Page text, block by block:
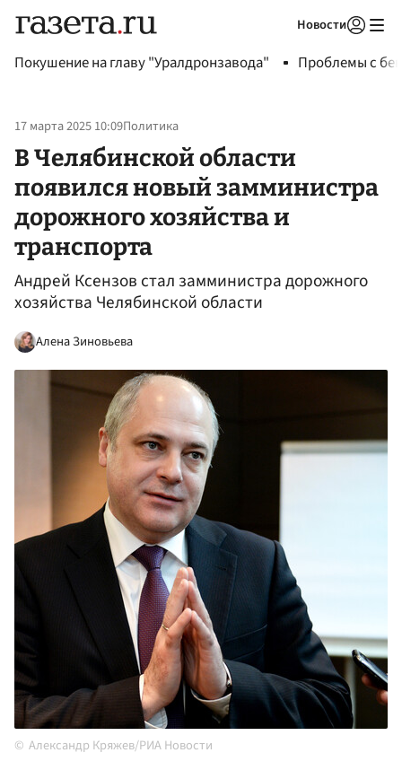
Новости
Покушение на главу "Уралдронзавода" Проблемы с
17 марта 2025 10:09Политика
В Челябинской области
появился новый замминистра
дорожного хозяйства и
транспорта
Андрей Ксензов стал замминистра дорожного
хозяйства Челябинской области
Алена Зиновьева
Александр Кряжев/РИА Новости